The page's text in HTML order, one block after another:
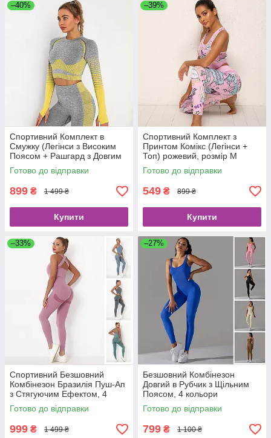
–40%
Спортивний Комплект в
Смужку (Легінси з Високим
Поясом + Рашгард з Довгим
Рукавом) S, Розпродаж
Готово до відправки
899 ₴ 1 499 ₴
Купити
–39%
Спортивний Комплект з
Принтом Комікс (Легінси +
Топ) рожевий, розмір М
Готово до відправки
549 ₴ 899 ₴
Купити
–33%
Спортивний Безшовний
Комбінезон Бразилія Пуш-Ап
з Стягуючим Ефектом, 4
Кольори
Готово до відправки
999 ₴ 1 499 ₴
–27%
Безшовний Комбінезон
Довгий в Рубчик з Щільним
Поясом, 4 кольори
Готово до відправки
799 ₴ 1 100 ₴